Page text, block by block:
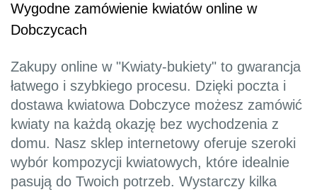
Wygodne zamówienie kwiatów online w
Dobczycach
Zakupy online w "Kwiaty-bukiety" to gwarancja
łatwego i szybkiego procesu. Dzięki poczta i
dostawa kwiatowa Dobczyce możesz zamówić
kwiaty na każdą okazję bez wychodzenia z
domu. Nasz sklep internetowy oferuje szeroki
wybór kompozycji kwiatowych, które idealnie
pasują do Twoich potrzeb. Wystarczy kilka